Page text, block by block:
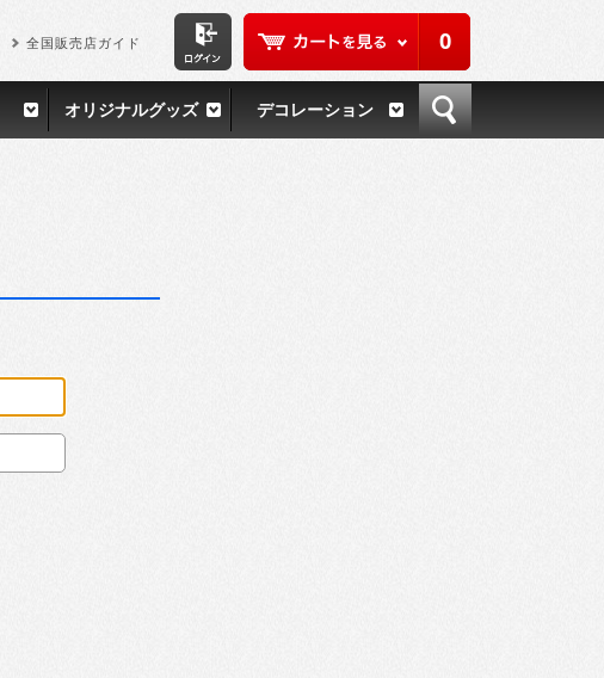
0
全国販売店ガイド
オリジナルグッズ デコレーション